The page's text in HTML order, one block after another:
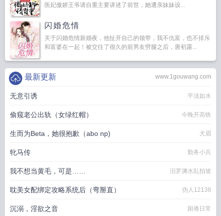
医妃傲娇王爷请自重主要讲述了前世，她遭亲妹妹设...
闪婚危情
关于闪婚危情新婚夜，他扯开自己的领带，我不仇富，也不排斥
和富婆在一起！被交往了很久的前男友劈腿之后，唐初露...
www.1gouwang.com
最新更新
无意引诱 平淡如水
偷窥老公出轨（女绿红帽） 今晚开高铁
生而为Beta，她很抱歉（abo np) 犬眉
牝马传 勤务小兵
我不想当黄毛，可是…… 汨罗渊水乱拍坡
耽美女配绑定攻略系统后（弯掰直） 伪人12138
沉溺，淫欲之音 困倦日常